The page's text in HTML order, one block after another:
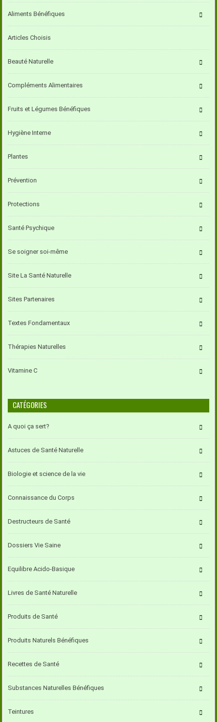
Aliments Bénéfiques
Articles Choisis
Beauté Naturelle
Compléments Alimentaires
Fruits et Légumes Bénéfiques
Hygiène Interne
Plantes
Prévention
Protections
Santé Psychique
Se soigner soi-même
Site La Santé Naturelle
Sites Partenaires
Textes Fondamentaux
Thérapies Naturelles
Vitamine C
CATÉGORIES
A quoi ça sert?
Astuces de Santé Naturelle
Biologie et science de la vie
Connaissance du Corps
Destructeurs de Santé
Dossiers Vie Saine
Equilibre Acido-Basique
Livres de Santé Naturelle
Produits de Santé
Produits Naturels Bénéfiques
Recettes de Santé
Substances Naturelles Bénéfiques
Teintures